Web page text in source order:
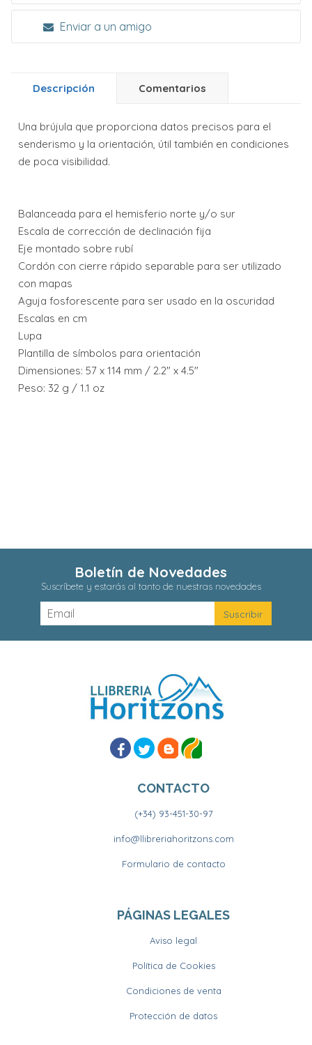
Enviar a un amigo
Descripción Comentarios
Una brújula que proporciona datos precisos para el
senderismo y la orientación, útil también en condiciones
de poca visibilidad.
Balanceada para el hemisferio norte y/o sur
Escala de corrección de declinación fija
Eje montado sobre rubí
Cordón con cierre rápido separable para ser utilizado
con mapas
Aguja fosforescente para ser usado en la oscuridad
Escalas en cm
Lupa
Plantilla de símbolos para orientación
Dimensiones: 57 x 114 mm / 2.2" x 4.5"
Peso: 32 g / 1.1 oz
Boletín de Novedades
Suscríbete y estarás al tanto de nuestras novedades
CONTACTO
(+34) 93-451-30-97
info@llibreriahoritzons.com
Formulario de contacto
PÁGINAS LEGALES
Aviso legal
Política de Cookies
Condiciones de venta
Protección de datos